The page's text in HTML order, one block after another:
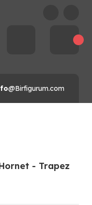
@Birfigurum.com
- Trapez